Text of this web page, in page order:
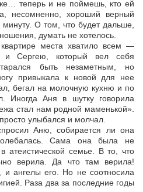
теперь и не поймешь, кто ей
несомненно, хороший верный
О том, что будет дальше,
думать не хотелось.
места хватило всем —
и Сергею, который вел себя
быть незаметным, но
привыкала к новой для нее
бегал на молочную кухню и по
Иногда Аня в шутку говорила
стал нам родной маменькой».
улыбался и молчал.
Аню, собирается ли она
Сама она была не
атеистической семье. В то, что
верила. Да что там верила!
ангелы его. Но не соотносила
Раза два за последние годы